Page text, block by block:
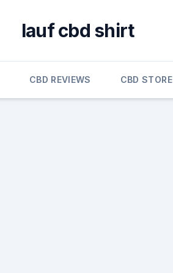
lauf cbd shirt
CBD REVIEWS CBD STORE